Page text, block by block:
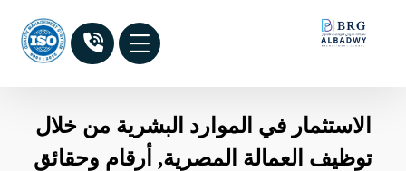
الاستثمار في الموارد البشرية من خلال
توظيف العمالة المصرية, أرقام وحقائق